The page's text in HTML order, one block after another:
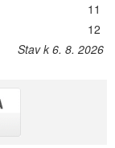
11
12
Stav k 6. 8. 2026